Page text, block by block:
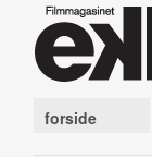
forside